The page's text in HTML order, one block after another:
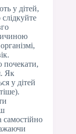
у дітей,
почекати,
Як
у дітей
самостійно